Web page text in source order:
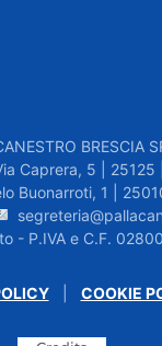
BRESCIA
Caprera, 5 | 25125
Buonarroti, 1 |
- P.IVA e C.F.
| COOKIE